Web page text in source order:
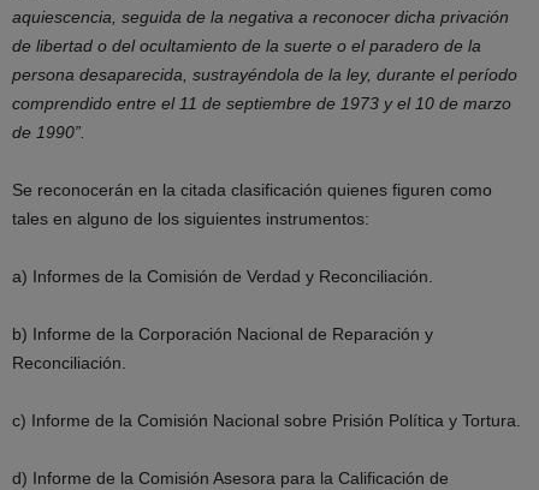
aquiescencia, seguida de la negativa a reconocer dicha privación
de libertad o del ocultamiento de la suerte o el paradero de la
persona desaparecida, sustrayéndola de la ley, durante el período
comprendido entre el 11 de septiembre de 1973 y el 10 de marzo
de 1990”.
Se reconocerán en la citada clasificación quienes figuren como
tales en alguno de los siguientes instrumentos:
a) Informes de la Comisión de Verdad y Reconciliación.
b) Informe de la Corporación Nacional de Reparación y
Reconciliación.
c) Informe de la Comisión Nacional sobre Prisión Política y Tortura.
d) Informe de la Comisión Asesora para la Calificación de